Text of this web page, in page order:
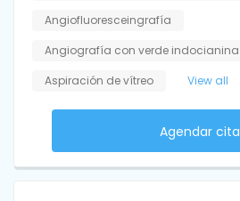
Angiofluoresceingrafía
Angiografía con verde indocianina
Aspiración de vítreo
View all
Agendar cita